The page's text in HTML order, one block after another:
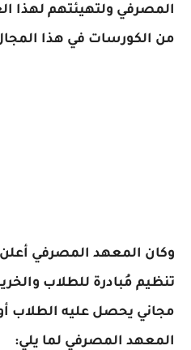
المصرفي ولتهيئتهم لهذا
من الكورسات في هذا
وكان المعهد المصرفي أعلن
مجاني يحصل عليه الطلاب
المعهد المصرفي لما يلي: